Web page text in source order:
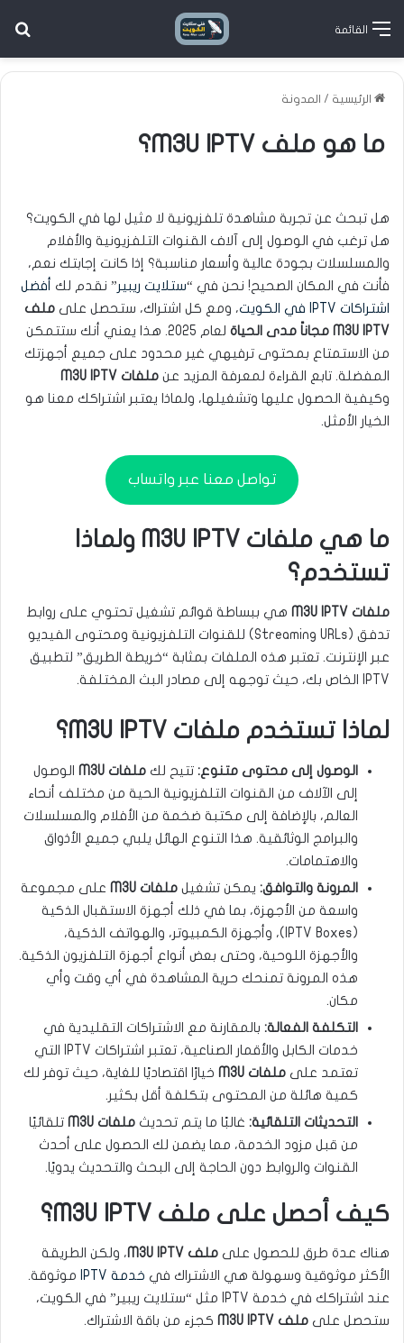
القائمة
الرئيسية / المدونة
ما هو ملف M3U IPTV؟
هل تبحث عن تجربة مشاهدة تلفزيونية لا مثيل لها في الكويت؟
هل ترغب في الوصول إلى آلاف القنوات التلفزيونية والأفلام
والمسلسلات بجودة عالية وأسعار مناسبة؟ إذا كانت إجابتك نعم،
فأنت في المكان الصحيح! نحن في “ستلايت ريبير” نقدم لك
أفضل
اشتراكات IPTV في الكويت
، ومع كل اشتراك، ستحصل على ملف
M3U IPTV مجاناً مدى الحياة
لعام 2025. هذا يعني أنك ستتمكن
من الاستمتاع بمحتوى ترفيهي غير محدود على جميع أجهزتك
المفضلة. تابع القراءة لمعرفة المزيد عن ملفات M3U IPTV
وكيفية الحصول عليها وتشغيلها، ولماذا يعتبر اشتراكك معنا هو
الخيار الأمثل.
تواصل معنا عبر واتساب
ما هي ملفات M3U IPTV ولماذا
تستخدم؟
ملفات M3U IPTV
هي ببساطة قوائم تشغيل تحتوي على روابط
تدفق (Streaming URLs) للقنوات التلفزيونية ومحتوى الفيديو
عبر الإنترنت. تعتبر هذه الملفات بمثابة “خريطة الطريق” لتطبيق
IPTV الخاص بك، حيث توجهه إلى مصادر البث المختلفة.
لماذا تستخدم ملفات M3U IPTV؟
الوصول إلى محتوى متنوع: تتيح لك ملفات M3U
الوصول
إلى الآلاف من القنوات التلفزيونية الحية من مختلف أنحاء
العالم، بالإضافة إلى مكتبة ضخمة من الأفلام والمسلسلات
والبرامج الوثائقية. هذا التنوع الهائل يلبي جميع الأذواق
والاهتمامات.
المرونة والتوافق: يمكن تشغيل ملفات M3U
على مجموعة
واسعة من الأجهزة، بما في ذلك أجهزة الاستقبال الذكية
(IPTV Boxes)، وأجهزة الكمبيوتر، والهواتف الذكية،
والأجهزة اللوحية، وحتى بعض أنواع أجهزة التلفزيون الذكية.
هذه المرونة تمنحك حرية المشاهدة في أي وقت وأي
مكان.
التكلفة الفعالة: بالمقارنة مع الاشتراكات التقليدية في
خدمات الكابل والأقمار الصناعية، تعتبر اشتراكات IPTV التي
تعتمد على ملفات M3U
خيارًا اقتصاديًا للغاية، حيث توفر لك
كمية هائلة من المحتوى بتكلفة أقل بكثير.
التحديثات التلقائية: غالبًا ما يتم تحديث ملفات M3U
تلقائيًا
من قبل مزود الخدمة، مما يضمن لك الحصول على أحدث
القنوات والروابط دون الحاجة إلى البحث والتحديث يدويًا.
كيف أحصل على ملف M3U IPTV؟
هناك عدة طرق للحصول على ملف M3U IPTV
، ولكن الطريقة
الأكثر موثوقية وسهولة هي الاشتراك في خدمة IPTV
موثوقة.
عند اشتراكك في خدمة IPTV مثل “ستلايت ريبير” في الكويت،
ستحصل على ملف M3U IPTV كجزء من باقة الاشتراك.